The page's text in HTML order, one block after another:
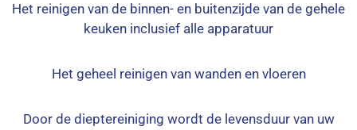
Het reinigen van de binnen- en buitenzijde van de gehele
keuken inclusief alle apparatuur
Het geheel reinigen van wanden en vloeren
Door de dieptereiniging wordt de levensduur van uw